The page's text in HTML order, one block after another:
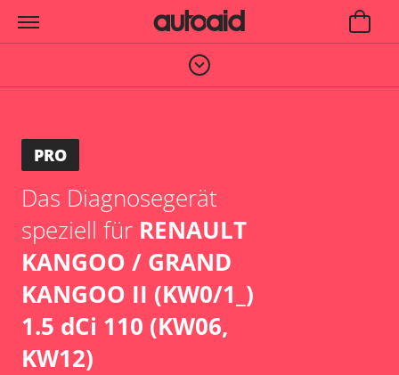
PRO
Das Diagnosegerät
speziell für RENAULT
KANGOO / GRAND
KANGOO II (KW0/1_)
1.5 dCi 110 (KW06,
KW12)